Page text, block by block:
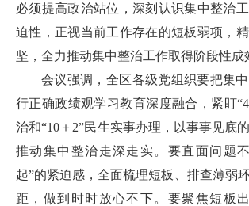
必须提高政治站位，深刻认识集中整治
迫性，正视当前工作存在的短板弱项，
坚，全力推动集中整治工作取得阶段性成
会议强调，全区各级党组织要把集
行正确政绩观学习教育深度融合，紧盯
治和“10＋2”民生实事办理，以事事见底
推动集中整治走深走实。要直面问题
起”的紧迫感，全面梳理短板、排查薄弱
距，做到时时放心不下。要聚焦短板